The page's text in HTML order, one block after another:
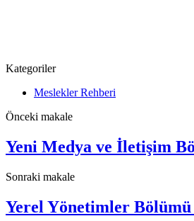
Kategoriler
Meslekler Rehberi
Önceki makale
Yeni Medya ve İletişim
Sonraki makale
Yerel Yönetimler Bölümü